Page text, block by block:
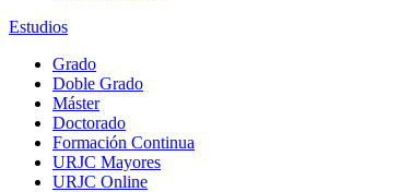
Estudios
Grado
Doble Grado
Máster
Doctorado
Formación Continua
URJC Mayores
URJC Online